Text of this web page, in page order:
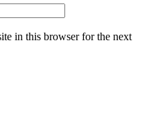
in this browser for the next